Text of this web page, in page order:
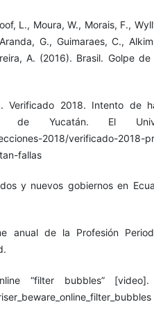
L., Moura, W., Morais, F.,
G., Guimaraes, C.,
A. (2016). Brasil. Golpe de
2018. Intento de
de Yucatán. El
2018/verificado-2018-
fallas
y nuevos gobiernos en
anual de la Profesión
“filter bubbles” [video].